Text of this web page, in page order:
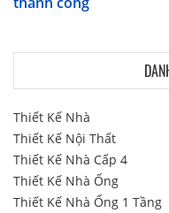
Thiết Kế Nhà
Thiết Kế Nội Thất
Thiết Kế Nhà Cấp 4
Thiết Kế Nhà Ống
Thiết Kế Nhà Ống 1 Tầng